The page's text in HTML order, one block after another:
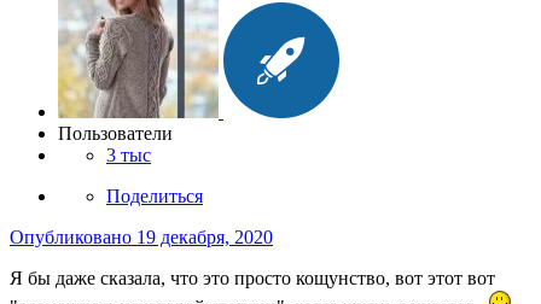
Пользователи
3 тыс
Поделиться
Опубликовано 19 декабря, 2020
Я бы даже сказала, что это просто кощунство, вот этот вот